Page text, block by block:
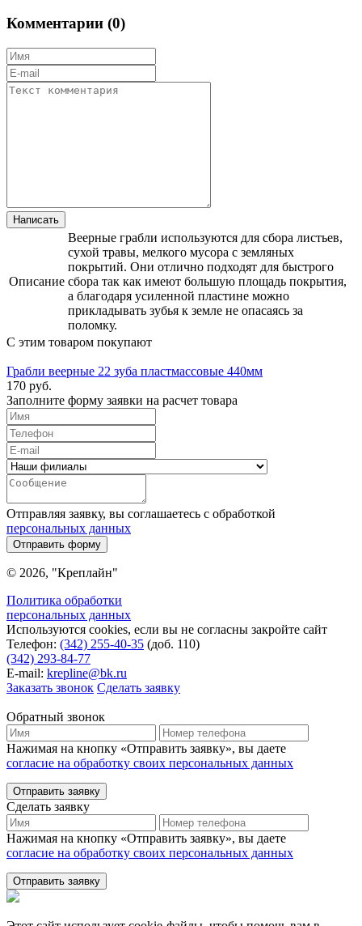
Комментарии (0)
Описание
Веерные грабли используются для сбора листьев,
сухой травы, мелкого мусора с земляных
покрытий. Они отлично подходят для быстрого
сбора так как имеют большую площадь покрытия,
а благодаря усиленной пластине можно
прикладывать зубья к земле не опасаясь за
поломку.
С этим товаром покупают
Грабли веерные 22 зуба пластмассовые 440мм
170 руб.
Заполните форму заявки на расчет товара
Отправляя заявку, вы соглашаетесь с обработкой
персональных данных
Отправить форму
© 2026, "Креплайн"
Политика обработки
персональных данных
Используются cookies, если вы не согласны закройте сайт
Телефон: (342) 255-40-35 (доб. 110)
(342) 293-84-77
E-mail: krepline@bk.ru
Заказать звонок Сделать заявку
Обратный звонок
Нажимая на кнопку «Отправить заявку», вы даете
согласие на обработку своих персональных данных
Отправить заявку
Сделать заявку
Нажимая на кнопку «Отправить заявку», вы даете
согласие на обработку своих персональных данных
Отправить заявку